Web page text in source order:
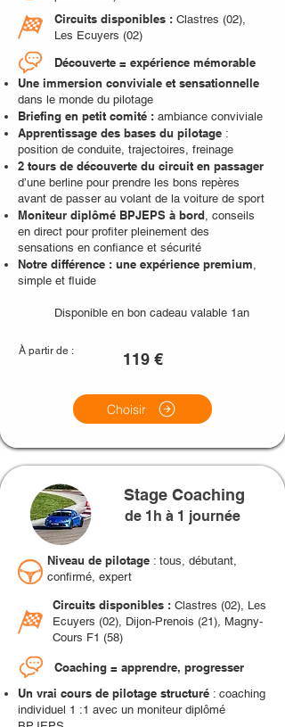
Circuits disponibles : Clastres (02),
Les Ecuyers (02)
Découverte = expérience mémorable
Une immersion conviviale et sensationnelle
dans le monde du pilotage
Briefing en petit comité : ambiance conviviale
Apprentissage des bases du pilotage :
position de conduite, trajectoires, freinage
2 tours de découverte du circuit en passager
d’une berline pour prendre les bons repères
avant de passer au volant de la voiture de sport
Moniteur diplômé BPJEPS à bord, conseils
en direct pour profiter pleinement des
sensations en confiance et sécurité
Notre différence : une expérience premium,
simple et fluide
Disponible en bon cadeau valable 1an
À partir de : 119 €
Choisir
Stage Coaching
de 1h à 1 journée
Niveau de pilotage : tous, débutant,
confirmé, expert
Circuits disponibles : Clastres (02), Les
Ecuyers (02), Dijon-Prenois (21), Magny-
Cours F1 (58)
Coaching = apprendre, progresser
Un vrai cours de pilotage structuré : coaching
individuel 1 :1 avec un moniteur diplômé